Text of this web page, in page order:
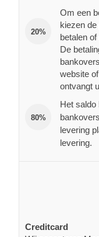
20%
Om een
kiezen
betalen
De
website
ontvangt
80%
Het saldo
levering
levering.
Creditcard